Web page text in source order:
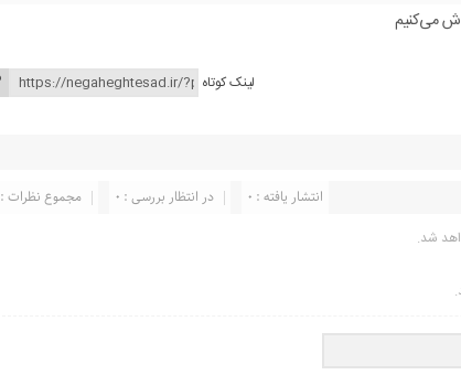
می‌کنیم
لینک کوتاه
مجموع نظرات : 0 در انتظار بررسی : 0 انتشار یافته : ۰
شد.